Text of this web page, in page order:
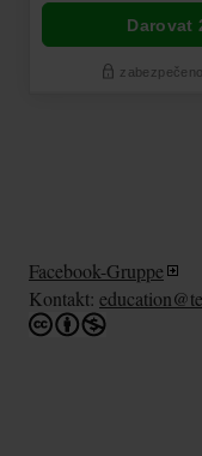
Facebook-Gruppe
Kontakt: